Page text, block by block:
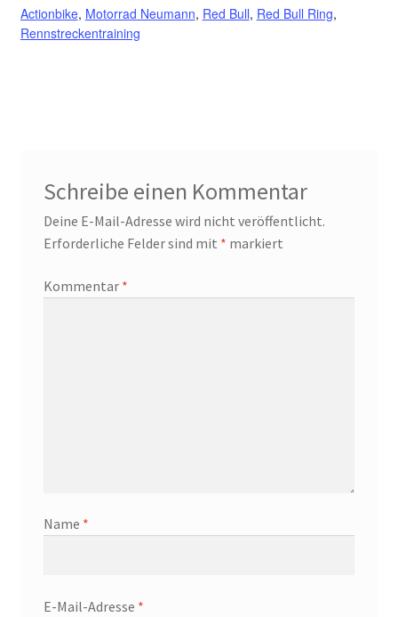
Actionbike, Motorrad Neumann, Red Bull, Red Bull Ring,
Rennstreckentraining
Schreibe einen Kommentar
Deine E-Mail-Adresse wird nicht veröffentlicht.
Erforderliche Felder sind mit * markiert
Kommentar *
Name *
E-Mail-Adresse *